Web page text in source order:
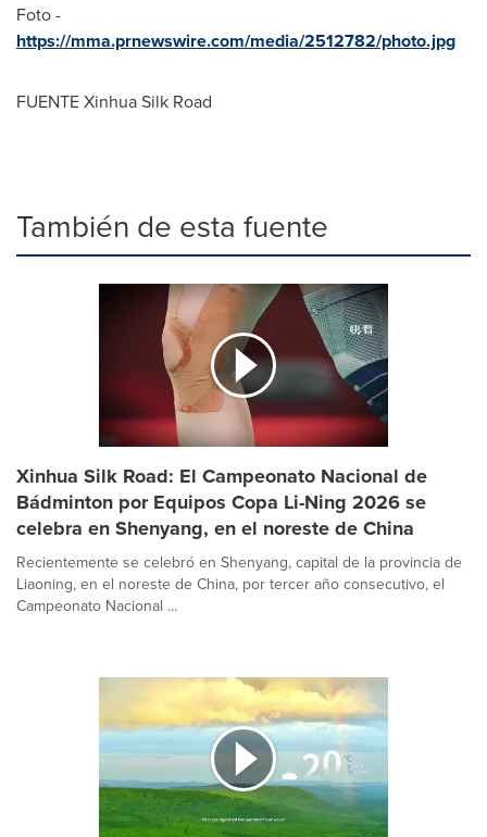
Foto -
https://mma.prnewswire.com/media/2512782/photo.jpg
FUENTE Xinhua Silk Road
También de esta fuente
Xinhua Silk Road: El Campeonato Nacional de
Bádminton por Equipos Copa Li-Ning 2026 se
celebra en Shenyang, en el noreste de China
Recientemente se celebró en Shenyang, capital de la provincia de
Liaoning, en el noreste de China, por tercer año consecutivo, el
Campeonato Nacional ...